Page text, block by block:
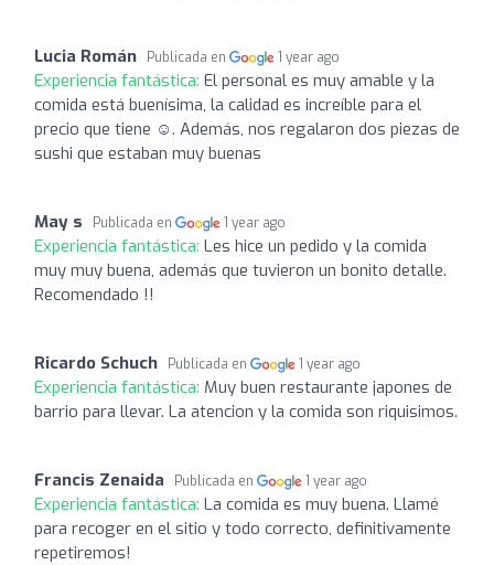
Lucia Román Publicada en 1 year ago
Experiencia fantástica: El personal es muy amable y la
comida está buenísima, la calidad es increíble para el
precio que tiene ☺️. Además, nos regalaron dos piezas de
sushi que estaban muy buenas
May s Publicada en 1 year ago
Experiencia fantástica: Les hice un pedido y la comida
muy muy buena, además que tuvieron un bonito detalle.
Recomendado !!
Ricardo Schuch Publicada en 1 year ago
Experiencia fantástica: Muy buen restaurante japones de
barrio para llevar. La atencion y la comida son riquisimos.
Francis Zenaida Publicada en 1 year ago
Experiencia fantástica: La comida es muy buena. Llamé
para recoger en el sitio y todo correcto, definitivamente
repetiremos!